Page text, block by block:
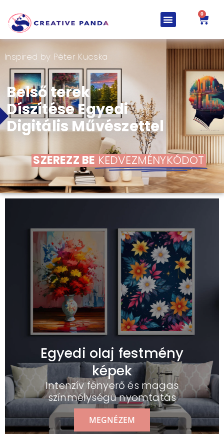
0
Inspired by Péter Kucska
Belső terek
Díszítése Egyedi
Digitális Művészettel
SZEREZZ BE KEDVEZMÉNYKÓDOT
Egyedi olaj festmény
képek
Intenzív fényerő és magas
színmélységü nyomtatás
MEGNÉZEM